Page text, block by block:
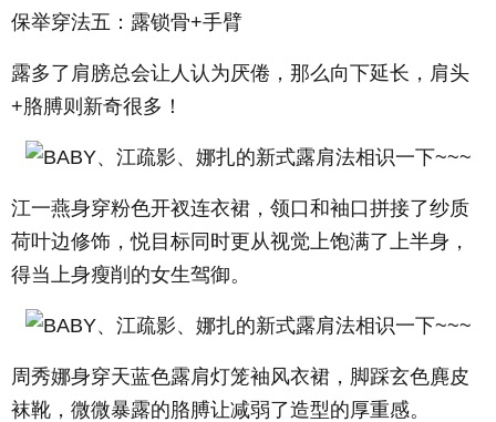
保举穿法五：露锁骨+手臂
露多了肩膀总会让人认为厌倦，那么向下延长，肩头
+胳膊则新奇很多！
江一燕身穿粉色开衩连衣裙，领口和袖口拼接了纱质
荷叶边修饰，悦目标同时更从视觉上饱满了上半身，
得当上身瘦削的女生驾御。
周秀娜身穿天蓝色露肩灯笼袖风衣裙，脚踩玄色麂皮
袜靴，微微暴露的胳膊让减弱了造型的厚重感。